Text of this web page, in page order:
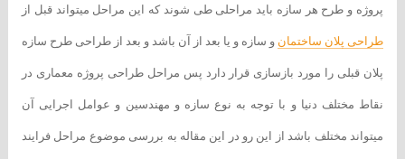
پروژه و طرح هر سازه باید مراحلی طی شوند که این مراحل میتواند قبل از
طراحی پلان ساختمان و سازه و یا بعد از آن باشد و بعد از طراحی طرح سازه
پلان قبلی را مورد بازسازی قرار دارد پس مراحل طراحی پروژه معماری در
نقاط مختلف دنیا و با توجه به نوع سازه و مهندسین و عوامل اجرایی آن
میتواند مختلف باشد از این رو در این مقاله به بررسی موضوع مراحل فرایند